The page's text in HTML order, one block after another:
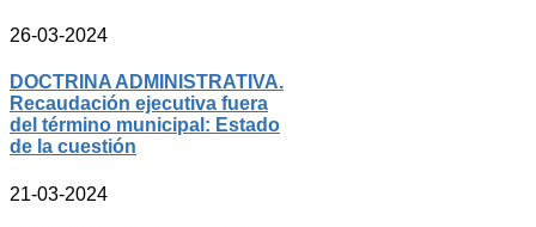
26-03-2024
DOCTRINA ADMINISTRATIVA.
Recaudación ejecutiva fuera
del término municipal: Estado
de la cuestión
21-03-2024